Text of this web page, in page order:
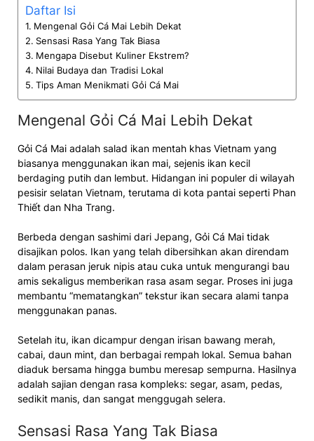
Daftar Isi
Mengenal Gỏi Cá Mai Lebih Dekat
Sensasi Rasa Yang Tak Biasa
Mengapa Disebut Kuliner Ekstrem?
Nilai Budaya dan Tradisi Lokal
Tips Aman Menikmati Gỏi Cá Mai
Mengenal Gỏi Cá Mai Lebih Dekat
Gỏi Cá Mai adalah salad ikan mentah khas Vietnam yang
biasanya menggunakan ikan mai, sejenis ikan kecil
berdaging putih dan lembut. Hidangan ini populer di wilayah
pesisir selatan Vietnam, terutama di kota pantai seperti Phan
Thiết dan Nha Trang.
Berbeda dengan sashimi dari Jepang, Gỏi Cá Mai tidak
disajikan polos. Ikan yang telah dibersihkan akan direndam
dalam perasan jeruk nipis atau cuka untuk mengurangi bau
amis sekaligus memberikan rasa asam segar. Proses ini juga
membantu “mematangkan” tekstur ikan secara alami tanpa
menggunakan panas.
Setelah itu, ikan dicampur dengan irisan bawang merah,
cabai, daun mint, dan berbagai rempah lokal. Semua bahan
diaduk bersama hingga bumbu meresap sempurna. Hasilnya
adalah sajian dengan rasa kompleks: segar, asam, pedas,
sedikit manis, dan sangat menggugah selera.
Sensasi Rasa Yang Tak Biasa